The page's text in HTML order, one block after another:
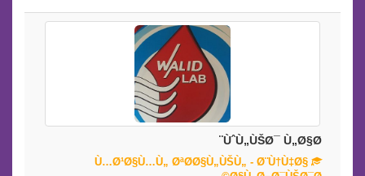
ÙˆÙ„ÙŠØ¯ Ù„Ø§Ø¨
Ù…Ø¹Ø§Ù…Ù„ ØªØ­Ø§Ù„ÙŠÙ„ - Ø¨Ù†Ù‡Ø§